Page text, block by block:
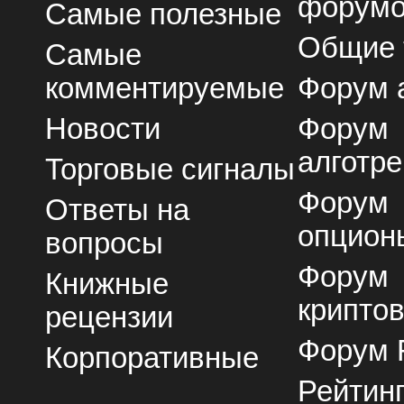
Самые полезные
Самые
комментируемые
Новости
Торговые сигналы
Ответы на
вопросы
Книжные
рецензии
Корпоративные
Общие
Форум
Форум
Форум
Форум
Форум